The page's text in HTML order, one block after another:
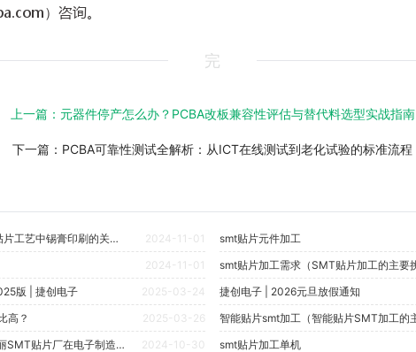
）咨询。
上一篇： 元器件停产怎么办？PCBA改板兼容性评估与替代料选型实战指南
下一篇： PCBA可靠性测试全解析：从ICT在线测试到老化试验的标准流程
完
smt贴片oip（SMT贴片工艺中锡膏印刷的关键技术是什么？） 2024-11-01 smt贴片元件加工
2024-11-01
版 | 捷创电子
2025-03-24 捷创电子 | 2026元旦放假通知
高？
2025-03-26
西丽smt贴片厂（西丽SMT贴片厂在电子制造行业中的竞争优势是什么？）
2024-10-30 smt贴片加工单机